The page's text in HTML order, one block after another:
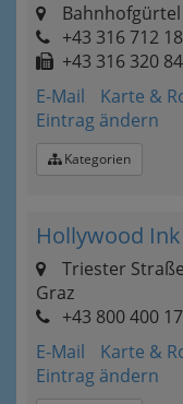
Bahnhofgürtel
+43 316 712
+43 316 320
E-Mail
Karte &
Eintrag ändern
Kategorien
Hollywood
Triester
Graz
+43 800 400
E-Mail
Karte &
Eintrag ändern